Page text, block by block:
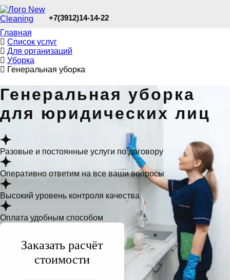
+7(3912)14-14-22
Главная
Список услуг
Для организаций
Уборка
Генеральная уборка
Генеральная уборка
для юридических лиц
Разовые и постоянные услуги по договору
Оперативно ответим на все ваши вопросы
Высокий уровень контроля качества
Оплата удобным способом
Заказать расчёт
стоимости